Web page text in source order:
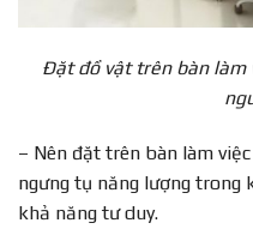
Đặt đồ vật trên bàn làm
– Nên đặt trên bàn làm
ngưng tụ năng lượng trong
khả năng tư duy.